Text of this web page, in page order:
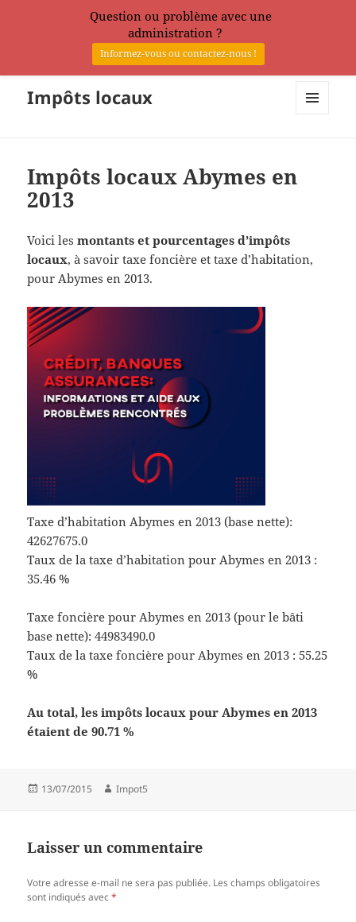
Impôts locaux
Impôts locaux Abymes en
2013
Voici lesmontants et pourcentages d’impôts
locaux, à savoir taxe foncière et taxe d’habitation,
pour Abymes en 2013.
Taxe d’habitation Abymes en 2013 (base nette):
42627675.0
Taux de la taxe d’habitation pour Abymes en 2013 :
35.46 %
Taxe foncière pour Abymes en 2013 (pour le bâti
base nette): 44983490.0
Taux de la taxe foncière pour Abymes en 2013 : 55.25
%
Au total, les impôts locaux pour Abymes en 2013
étaient de 90.71 %
Publié
13/07/2015 Auteur
Impot5
Laisser un commentaire
Votre adresse e-mail ne sera pas publiée. Les champs obligatoires
sont indiqués avec*
Question ou problème avec une
administration ?
Informez-vous ou contactez-nous !